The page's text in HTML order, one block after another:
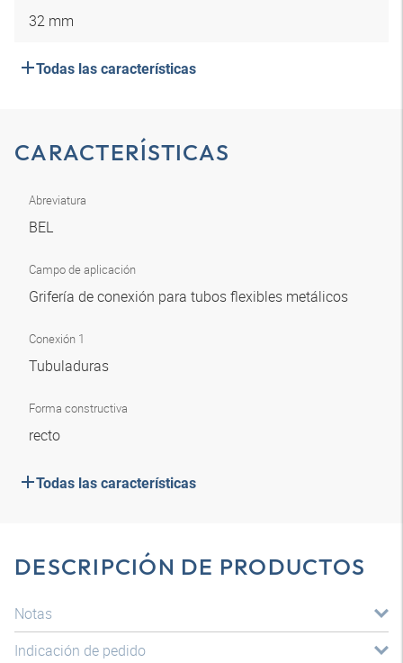
32 mm
Todas las características
CARACTERÍSTICAS
Abreviatura
BEL
Campo de aplicación
Grifería de conexión para tubos flexibles metálicos
Conexión 1
Tubuladuras
Forma constructiva
recto
Todas las características
DESCRIPCIÓN DE PRODUCTOS
Notas
Indicación de pedido